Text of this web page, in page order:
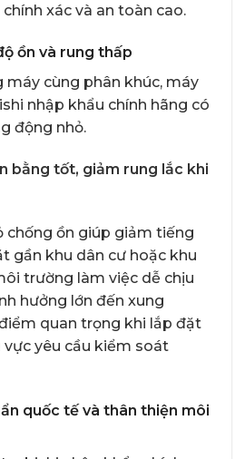
xác và an toàn cao.
ồn và rung thấp
máy cùng phân khúc, máy
nhập khẩu chính hãng có
động nhỏ.
bằng tốt, giảm rung lắc khi
chống ồn giúp giảm tiếng
gần khu dân cư hoặc khu
trường làm việc dễ chịu
hưởng lớn đến xung
quan trọng khi lắp đặt
yêu cầu kiểm soát
quốc tế và thân thiện môi